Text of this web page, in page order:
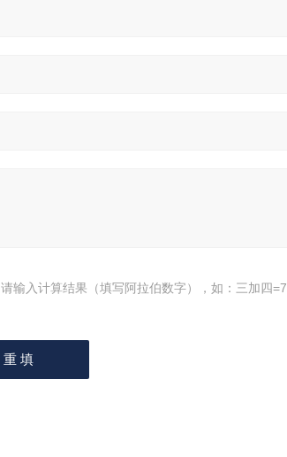
请输入计算结果（填写阿拉伯数字），如：三加四=7